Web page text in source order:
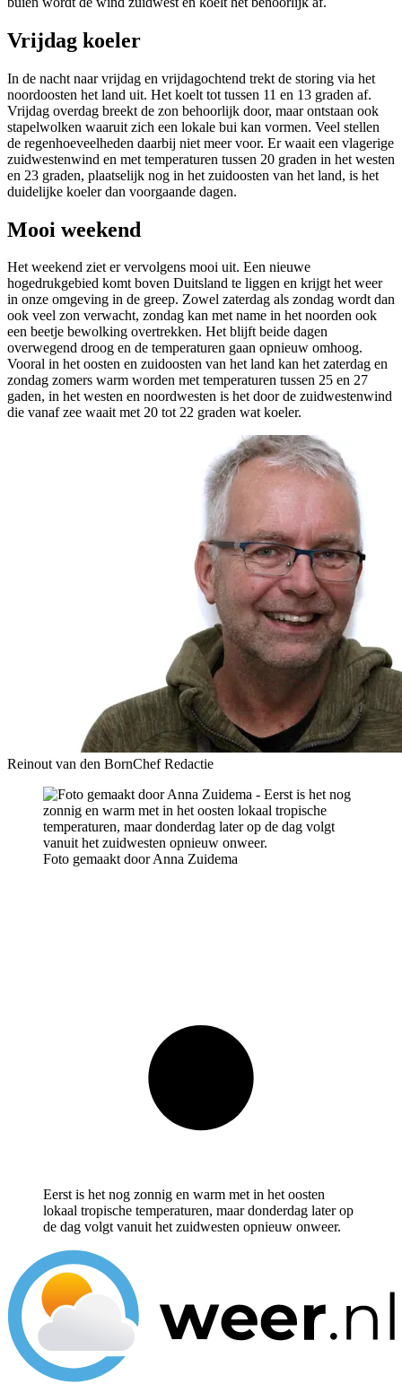
Vrijdag koeler
In de nacht naar vrijdag en vrijdagochtend trekt de storing via het
noordoosten het land uit. Het koelt tot tussen 11 en 13 graden af.
Vrijdag overdag breekt de zon behoorlijk door, maar ontstaan ook
stapelwolken waaruit zich een lokale bui kan vormen. Veel stellen
de regenhoeveelheden daarbij niet meer voor. Er waait een vlagerige
zuidwestenwind en met temperaturen tussen 20 graden in het westen
en 23 graden, plaatselijk nog in het zuidoosten van het land, is het
duidelijke koeler dan voorgaande dagen.
Mooi weekend
Het weekend ziet er vervolgens mooi uit. Een nieuwe
hogedrukgebied komt boven Duitsland te liggen en krijgt het weer
in onze omgeving in de greep. Zowel zaterdag als zondag wordt dan
ook veel zon verwacht, zondag kan met name in het noorden ook
een beetje bewolking overtrekken. Het blijft beide dagen
overwegend droog en de temperaturen gaan opnieuw omhoog.
Vooral in het oosten en zuidoosten van het land kan het zaterdag en
zondag zomers warm worden met temperaturen tussen 25 en 27
gaden, in het westen en noordwesten is het door de zuidwestenwind
die vanaf zee waait met 20 tot 22 graden wat koeler.
Reinout van den BornChef Redactie
Foto gemaakt door Anna Zuidema
Eerst is het nog zonnig en warm met in het oosten
lokaal tropische temperaturen, maar donderdag later op
de dag volgt vanuit het zuidwesten opnieuw onweer.